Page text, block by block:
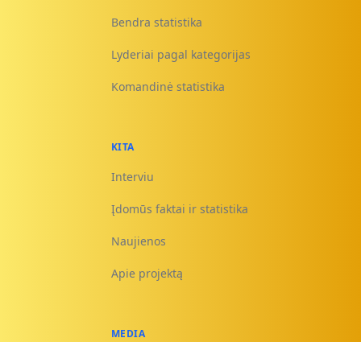
Bendra statistika
Lyderiai pagal kategorijas
Komandinė statistika
KITA
Interviu
Įdomūs faktai ir statistika
Naujienos
Apie projektą
MEDIA